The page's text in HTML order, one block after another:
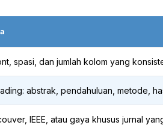
spasi, dan jumlah kolom yang
abstrak, pendahuluan, metode,
IEEE, atau gaya khusus jurnal